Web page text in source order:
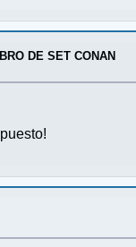
DE SET CONAN